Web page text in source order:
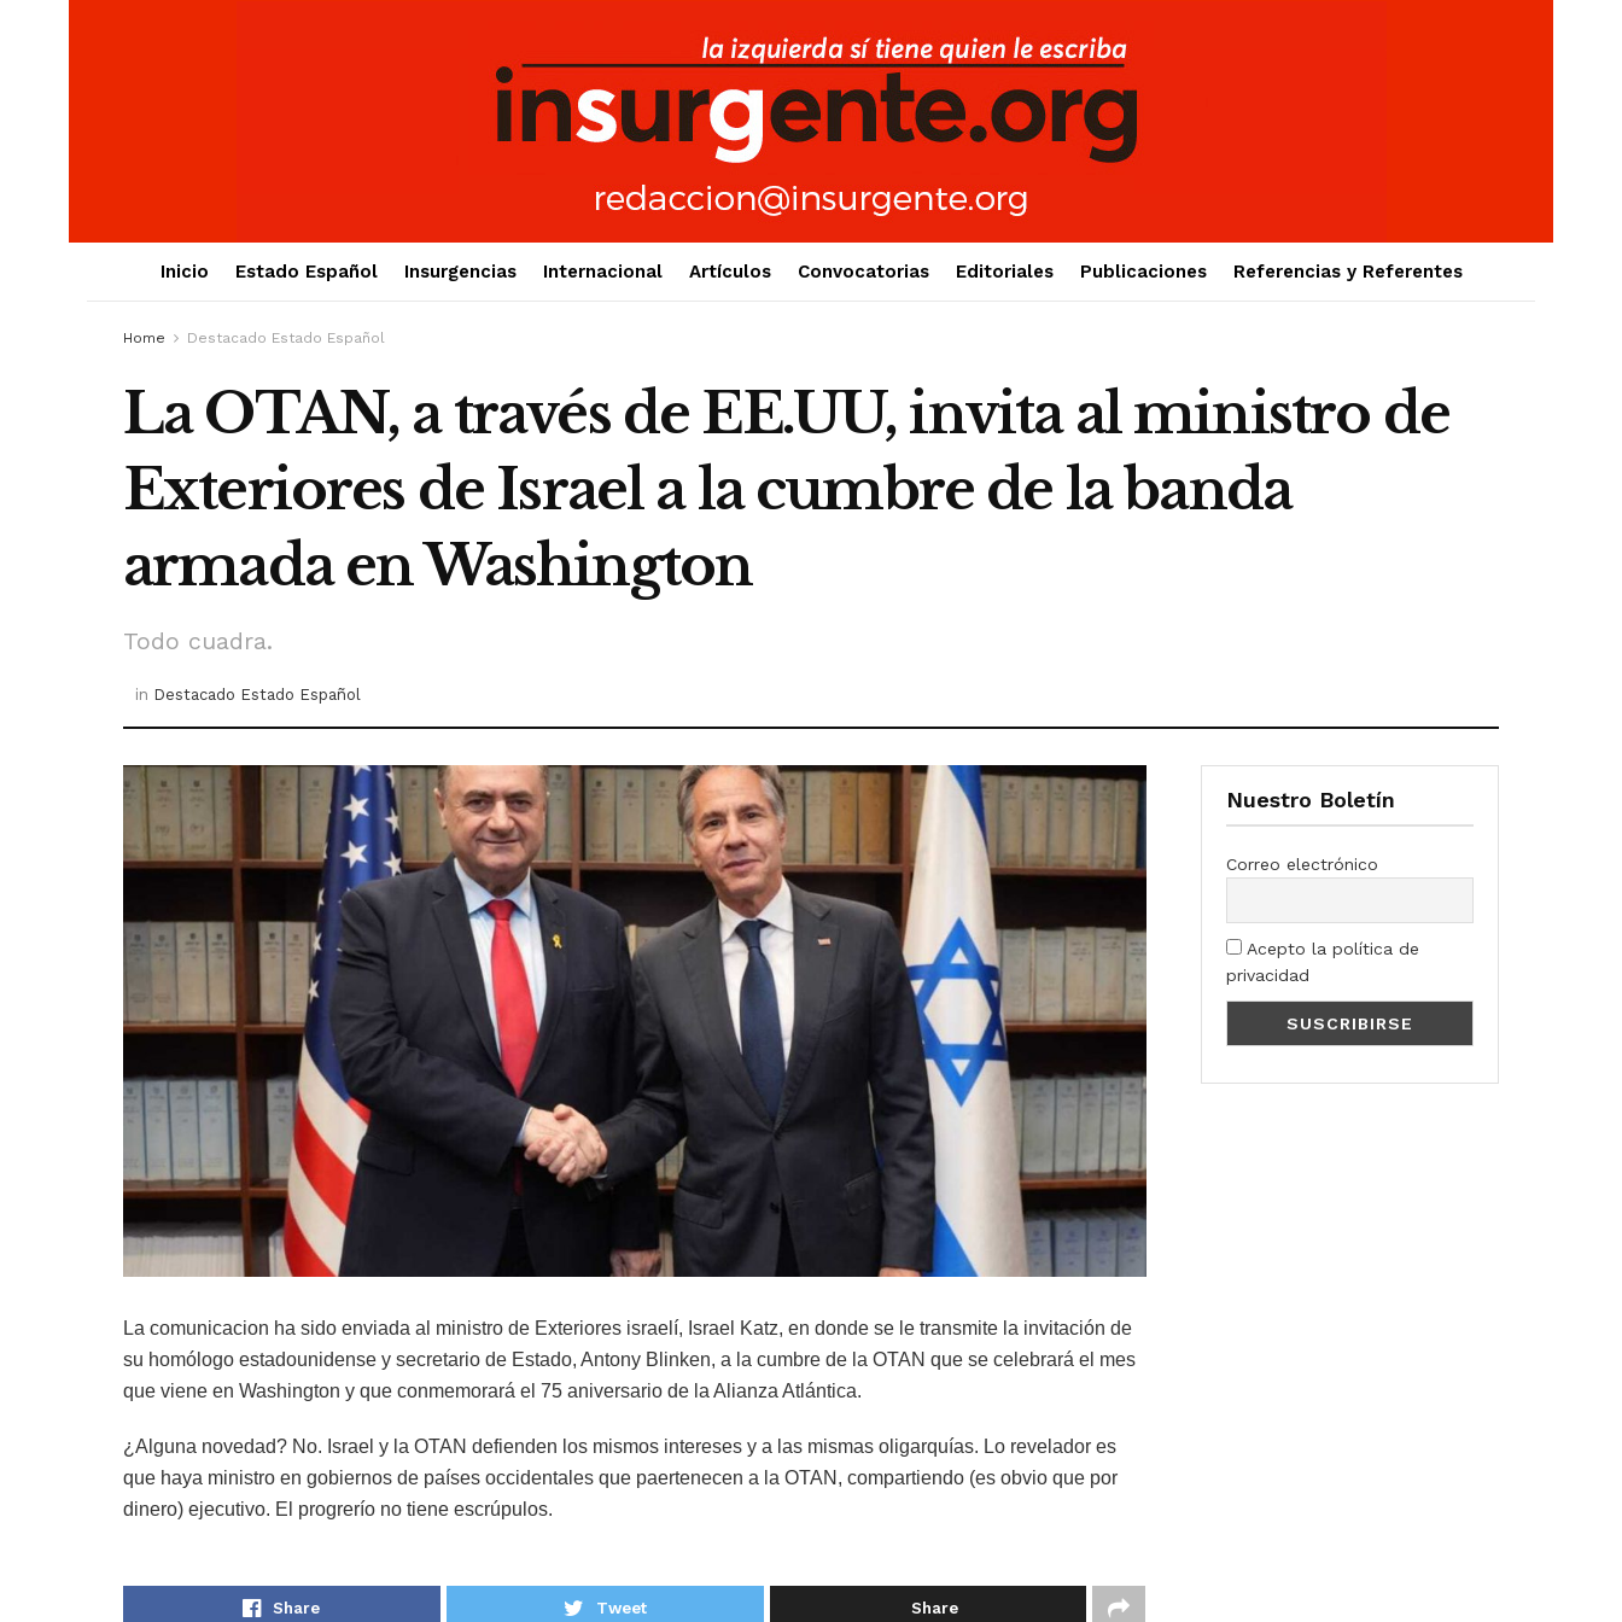
Inicio Estado Español Insurgencias Internacional Artículos Convocatorias Editoriales Publicaciones Referencias y Referentes
Home Destacado Estado Español
La OTAN, a través de EE.UU, invita al ministro de
Exteriores de Israel a la cumbre de la banda
armada en Washington
Todo cuadra.
in Destacado Estado Español
La comunicacion ha sido enviada al ministro de Exteriores israelí, Israel Katz, en donde se le transmite la invitación de
su homólogo estadounidense y secretario de Estado, Antony Blinken, a la cumbre de la OTAN que se celebrará el mes
que viene en Washington y que conmemorará el 75 aniversario de la Alianza Atlántica.
¿Alguna novedad? No. Israel y la OTAN defienden los mismos intereses y a las mismas oligarquías. Lo revelador es
que haya ministro en gobiernos de países occidentales que paertenecen a la OTAN, compartiendo (es obvio que por
dinero) ejecutivo. El progrerío no tiene escrúpulos.
Share Tweet Share
Nuestro Boletín
Correo electrónico
Acepto la política de
privacidad